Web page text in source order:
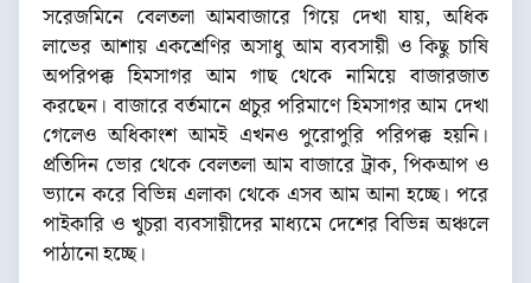
সরেজমিনে বেলতলা আমবাজারে গিয়ে দেখা যায়, অধিক
লাভের আশায় একশ্রেণির অসাধু আম ব্যবসায়ী ও কিছু চাষি
অপরিপক্ক হিমসাগর আম গাছ থেকে নামিয়ে বাজারজাত
করছেন। বাজারে বর্তমানে প্রচুর পরিমাণে হিমসাগর আম দেখা
গেলেও অধিকাংশ আমই এখনও পুরোপুরি পরিপক্ক হয়নি।
প্রতিদিন ভোর থেকে বেলতলা আম বাজারে ট্রাক, পিকআপ ও
ভ্যানে করে বিভিন্ন এলাকা থেকে এসব আম আনা হচ্ছে। পরে
পাইকারি ও খুচরা ব্যবসায়ীদের মাধ্যমে দেশের বিভিন্ন অঞ্চলে
পাঠানো হচ্ছে।